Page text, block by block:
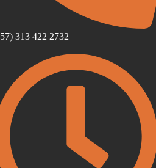
313 422 2732